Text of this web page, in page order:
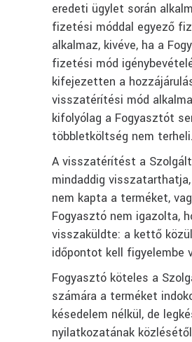
eredeti ügylet során
fizetési móddal egyező
alkalmaz, kivéve, ha a
fizetési mód
kifejezetten a
visszatérítési mód
kifolyólag a Fogyasztót
többletköltség nem terheli.
A visszatérítést a
mindaddig
nem kapta a terméket,
Fogyasztó nem igazolta,
visszaküldte: a kettő
időpontot kell figyelembe
Fogyasztó köteles a
számára a terméket
késedelem nélkül, de
nyilatkozatának